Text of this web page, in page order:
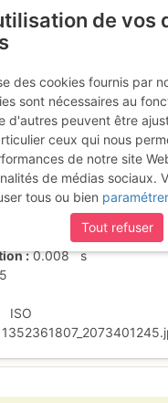
au
2012 18:49
individuel (CC by-
NIKON CORPORATION
0.008 s
ISO
de vos
des cookies fournis par
sont nécessaires au
d'autres peuvent être
ceux qui nous
de notre site
de médias sociaux.
tous ou bien
Tout refuser